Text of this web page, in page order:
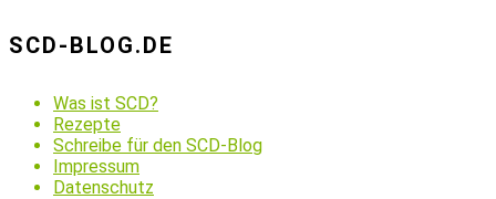
SCD-BLOG.DE
Was ist SCD?
Rezepte
Schreibe für den SCD-Blog
Impressum
Datenschutz